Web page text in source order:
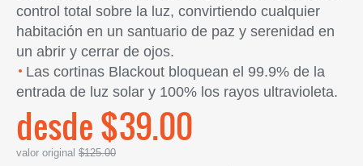
control total sobre la luz, convirtiendo cualquier
habitación en un santuario de paz y serenidad en
un abrir y cerrar de ojos.
Las cortinas Blackout bloquean el 99.9% de la
entrada de luz solar y 100% los rayos ultravioleta.
desde $39.00
valor original $125.00